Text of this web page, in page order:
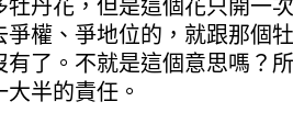
牡丹花，但是這個花只開一
爭權、爭地位的，就跟那個
有了。不就是這個意思嗎？
大半的責任。